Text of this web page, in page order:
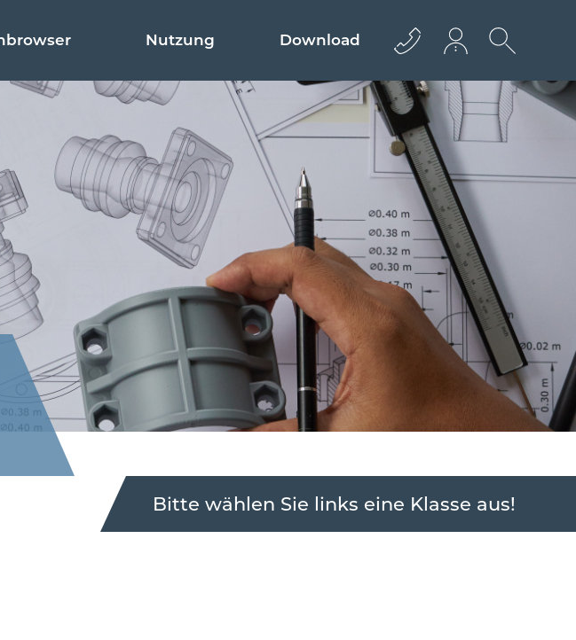
Nutzung Download
+43 512 362233
info@euro­bau.com
Bitte wählen Sie links eine Klasse aus!